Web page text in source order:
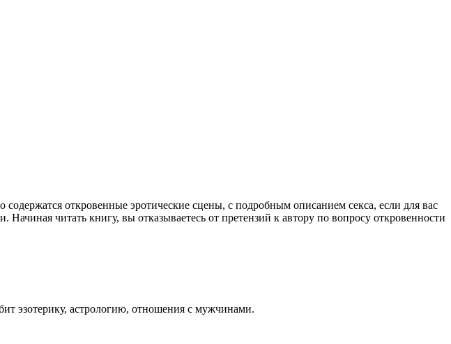
откровенные эротические сцены, с подробным описанием секса, если для вас
читать книгу, вы отказываетесь от претензий к автору по вопросу откровенности
эзотерику, астрологию, отношения с мужчинами.